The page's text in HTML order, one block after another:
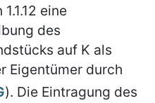
eine
des
auf K als
Eigentümer durch
). Die Eintragung des